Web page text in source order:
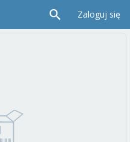
Zaloguj się